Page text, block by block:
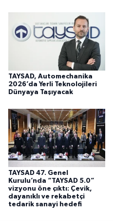
TAYSAD, Automechanika
2026’da Yerli Teknolojileri
Dünyaya Taşıyacak
TAYSAD 47. Genel
Kurulu’nda “TAYSAD 5.0”
vizyonu öne çıktı: Çevik,
dayanıklı ve rekabetçi
tedarik sanayi hedefi